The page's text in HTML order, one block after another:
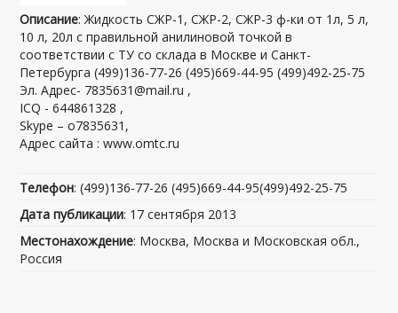
Описание: Жидкость СЖР-1, СЖР-2, СЖР-3 ф-ки от 1л, 5 л,
10 л, 20л с правильной анилиновой точкой в
соответствии с ТУ со склада в Москве и Санкт-
Петербурга (499)136-77-26 (495)669-44-95 (499)492-25-75
Эл. Адрес- 7835631@mail.ru ,
ICQ - 644861328 ,
Skype – o7835631,
Адрес сайта : www.omtc.ru
Телефон: (499)136-77-26 (495)669-44-95(499)492-25-75
Дата публикации: 17 сентября 2013
Местонахождение: Москва, Москва и Московская обл.,
Россия